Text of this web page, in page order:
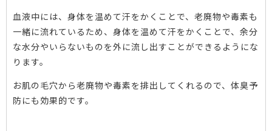
血液中には、身体を温めて汗をかくことで、老廃物や毒素も
一緒に流れているため、身体を温めて汗をかくことで、余分
な水分やいらないものを外に流し出すことができるようにな
ります。
お肌の毛穴から老廃物や毒素を排出してくれるので、体臭予
防にも効果的です。